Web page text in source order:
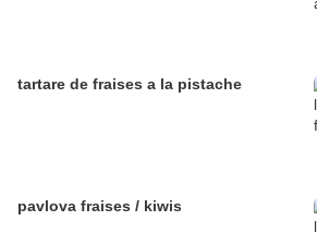
tartare de fraises a la pistache
pavlova fraises / kiwis